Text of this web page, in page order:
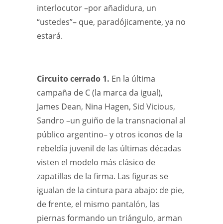
interlocutor –por añadidura, un
“ustedes”– que, paradójicamente, ya no
estará.
Circuito cerrado 1. En la última
campaña de C (la marca da igual),
James Dean, Nina Hagen, Sid Vicious,
Sandro –un guiño de la transnacional al
público argentino– y otros iconos de la
rebeldía juvenil de las últimas décadas
visten el modelo más clásico de
zapatillas de la firma. Las figuras se
igualan de la cintura para abajo: de pie,
de frente, el mismo pantalón, las
piernas formando un triángulo, arman